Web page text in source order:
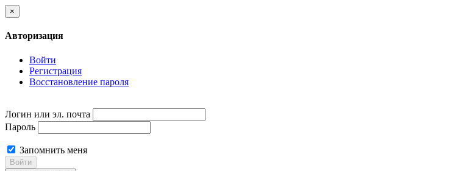
×
Авторизация
Войти
Регистрация
Восстановление пароля
Логин или эл. почта
Пароль
Запомнить меня
Войти